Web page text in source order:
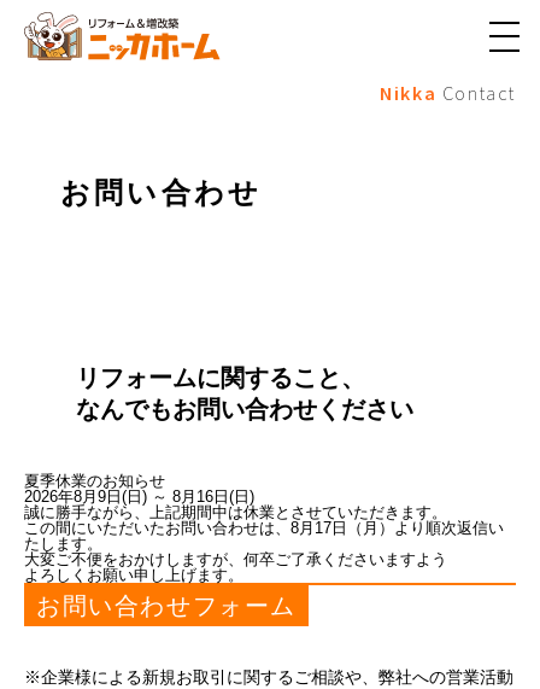
メ
ュ
Nikka Contact
お問い合わせ
リフォームに関すること、
なんでもお問い合わせください
夏季休業のお知らせ
2026年8月9日(日) ～ 8月16日(日)
誠に勝手ながら、上記期間中は休業とさせていただきます。
この間にいただいたお問い合わせは、8月17日（月）より順次返信い
たします。
大変ご不便をおかけしますが、何卒ご了承くださいますよう
よろしくお願い申し上げます。
お問い合わせフォーム
※企業様による新規お取引に関するご相談や、弊社への営業活動